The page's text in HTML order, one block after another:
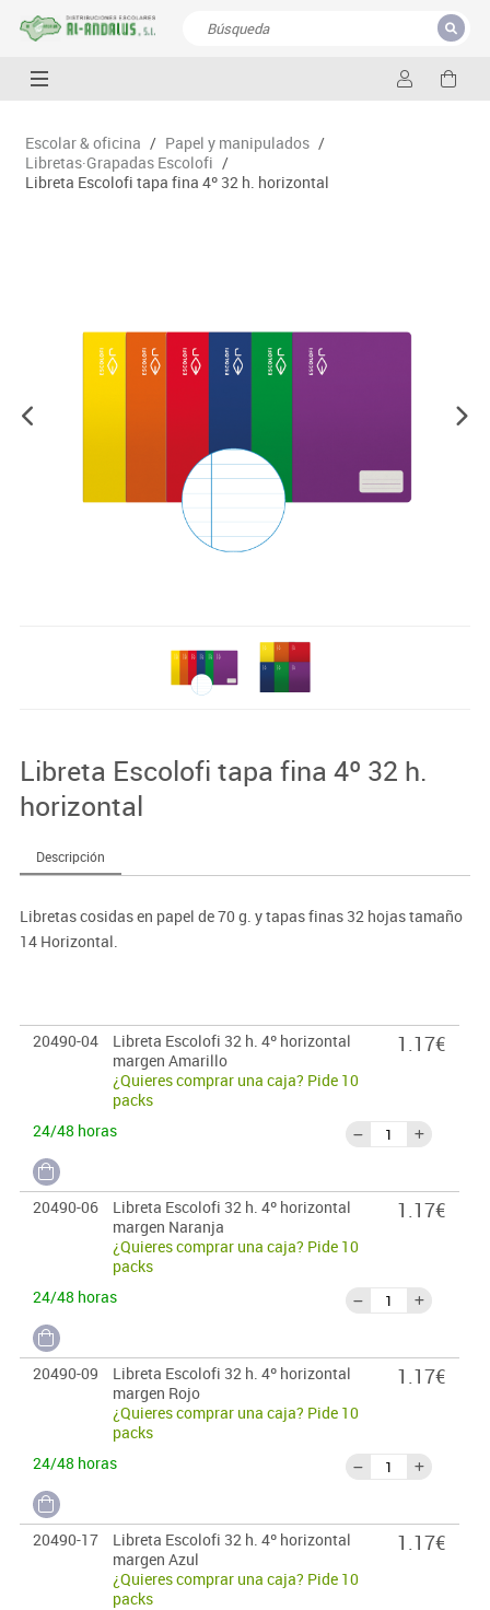
CERRAR
Escolar & oficina / Papel y manipulados /
Libretas·Grapadas Escolofi /
Libreta Escolofi tapa fina 4º 32 h. horizontal
Libreta Escolofi tapa fina 4º 32 h.
horizontal
Descripción
Libretas cosidas en papel de 70 g. y tapas finas 32 hojas tamaño
14 Horizontal.
20490-04
Libreta Escolofi 32 h. 4º horizontal
margen Amarillo
¿Quieres comprar una caja? Pide 10
packs
24/48 horas
1.17€
20490-06
Libreta Escolofi 32 h. 4º horizontal
margen Naranja
¿Quieres comprar una caja? Pide 10
packs
24/48 horas
1.17€
20490-09
Libreta Escolofi 32 h. 4º horizontal
margen Rojo
¿Quieres comprar una caja? Pide 10
packs
24/48 horas
1.17€
20490-17
Libreta Escolofi 32 h. 4º horizontal
margen Azul
¿Quieres comprar una caja? Pide 10
packs
1.17€